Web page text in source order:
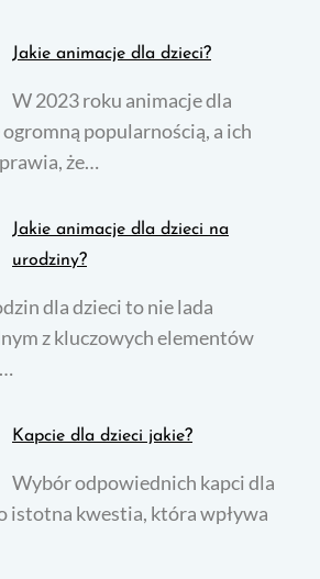
Jakie animacje dla dzieci?
W 2023 roku animacje dla
ogromną popularnością, a ich
że…
Jakie animacje dla dzieci na
urodziny?
dla dzieci to nie lada
z kluczowych elementów
Kapcie dla dzieci jakie?
Wybór odpowiednich kapci dla
istotna kwestia, która wpływa